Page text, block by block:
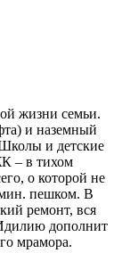
жизни семьи.
и наземный
и детские
– в тихом
о которой не
пешком. В
ремонт, вся
дополнит
мрамора.